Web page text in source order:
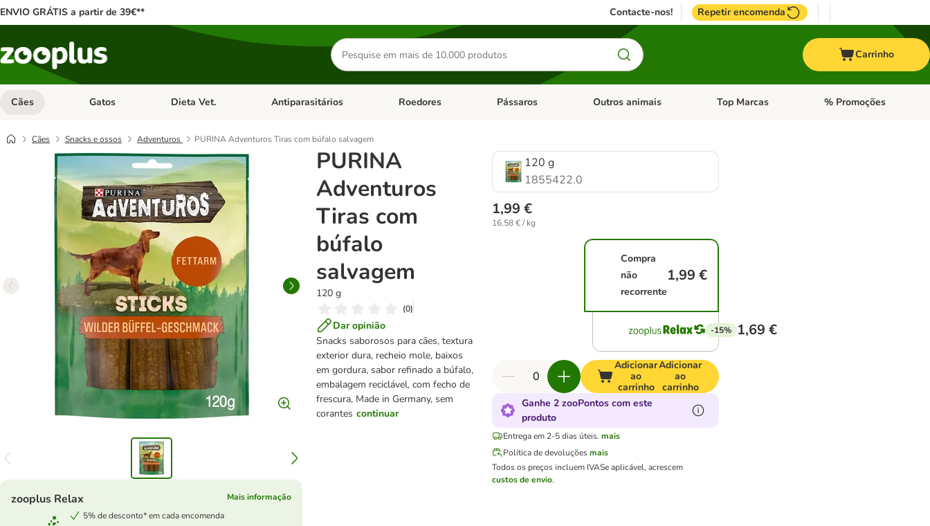
ENVIO GRÁTIS a partir de 39€** Contacte-nos! Repetir encomenda
Pesquisar
produtos
Carrinho
Cães Abrir menu de categoria: Cães
Gatos Abrir menu de categoria: Gatos
Dieta Vet. Abrir menu de categoria: Dieta Vet.
Antiparasitários Abrir menu de categoria: Antiparasitários
Roedores Abrir menu de categoria: Roedores
Pássaros Abrir menu de categoria: Pássaros
Outros animais Abrir menu de categoria: Outros animais
Top Marcas Abrir menu de categoria:
% Promoções
Cães Snacks e ossos Adventuros PURINA Adventuros Tiras com búfalo salvagem
PURINA
Adventuros
Tiras com
búfalo
salvagem
120 g
(0)
Dar opinião
Snacks saborosos para cães, textura
exterior dura, recheio mole, baixos
em gordura, sabor refinado a búfalo,
embalagem reciclável, com fecho de
frescura, Made in Germany, sem
corantes continuar
zooplus Relax
Mais informação
5% de desconto* em cada encomenda
120 g
1855422.0
1,99 €
16,58 € / kg
Compra
não
recorrente
1,99 €
-15% 1,69 €
Adicionar
ao
carrinho
Adicionar
ao
carrinho
Ganhe 2 zooPontos com este
produto
Entrega em 2-5 dias úteis. mais
Política de devoluçõesmais
Todos os preços incluem IVASe aplicável, acrescem
custos de envio.